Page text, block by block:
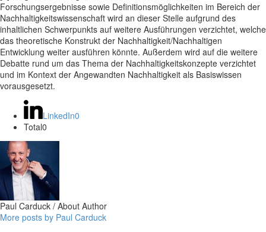
Forschungsergebnisse sowie Definitionsmöglichkeiten im Bereich der
Nachhaltigkeitswissenschaft wird an dieser Stelle aufgrund des
inhaltlichen Schwerpunkts auf weitere Ausführungen verzichtet, welche
das theoretische Konstrukt der Nachhaltigkeit/Nachhaltigen
Entwicklung weiter ausführen könnte. Außerdem wird auf die weitere
Debatte rund um das Thema der Nachhaltigkeitskonzepte verzichtet
und im Kontext der Angewandten Nachhaltigkeit als Basiswissen
vorausgesetzt.
LinkedIn0
Total0
Paul Carduck / About Author
More posts by Paul Carduck